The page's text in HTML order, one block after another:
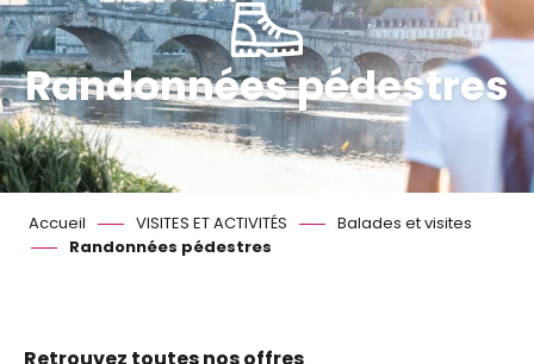
Randonnées pédestres
Accueil VISITES ET ACTIVITÉS
Balades et visites
Randonnées pédestres